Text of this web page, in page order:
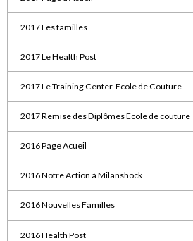
2017 Les familles
2017 Le Health Post
2017 Le Training Center-Ecole de Couture
2017 Remise des Diplômes Ecole de couture
2016 Page Acueil
2016 Notre Action à Milanshock
2016 Nouvelles Familles
2016 Health Post